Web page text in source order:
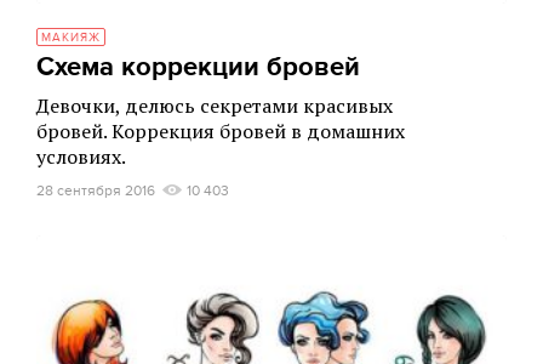
МАКИЯЖ
Схема коррекции бровей
Девочки, делюсь секретами красивых
бровей. Коррекция бровей в домашних
условиях.
28 сентября 2016 10 403